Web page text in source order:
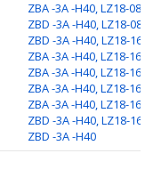
ZBA -3A -H40, LZ18-
ZBD -3A -H40, LZ18-
ZBD -3A -H40, LZ18-
ZBA -3A -H40, LZ18-
ZBA -3A -H40, LZ18-
ZBA -3A -H40, LZ18-
ZBA -3A -H40, LZ18-
ZBD -3A -H40, LZ18-
ZBD -3A -H40